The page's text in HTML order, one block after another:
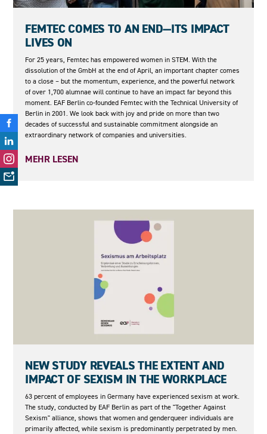
FEMTEC COMES TO AN END—ITS IMPACT
LIVES ON
For 25 years, Femtec has empowered women in STEM. With the
dissolution of the GmbH at the end of April, an important chapter comes
to a close – but the momentum, experience, and the powerful network
of over 1,700 alumnae will continue to have an impact far beyond this
moment. EAF Berlin co-founded Femtec with the Technical University of
Berlin in 2001. We look back with joy and pride on more than two
decades of successful and sustainable commitment alongside an
extraordinary network of companies and universities.
MEHR LESEN
NEW STUDY REVEALS THE EXTENT AND
IMPACT OF SEXISM IN THE WORKPLACE
63 percent of employees in Germany have experienced sexism at work.
The study, conducted by EAF Berlin as part of the "Together Against
Sexism" alliance, shows that women and genderqueer individuals are
primarily affected, while sexism is predominantly perpetrated by men.